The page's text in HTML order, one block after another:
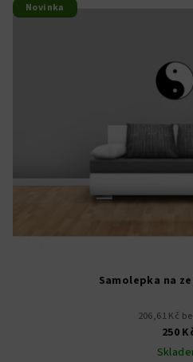
Novinka
Samolepka na
206,61 Kč
250